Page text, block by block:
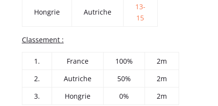
Hongrie Autriche
13-
15
Classement :
1. France 100%
2m
2.
Autriche 50%
2m
3.
Hongrie 0% 2m